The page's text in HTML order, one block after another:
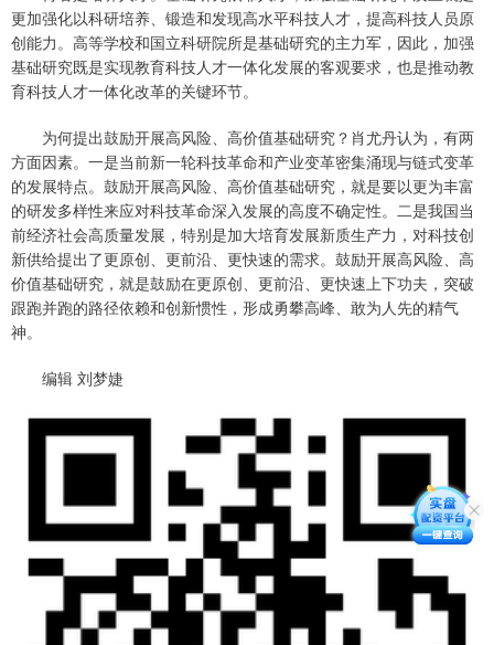
更加强化以科研培养、锻造和发现高水平科技人才，提高科技人员原
创能力。高等学校和国立科研院所是基础研究的主力军，因此，加强
基础研究既是实现教育科技人才一体化发展的客观要求，也是推动教
育科技人才一体化改革的关键环节。
为何提出鼓励开展高风险、高价值基础研究？肖尤丹认为，有两
方面因素。一是当前新一轮科技革命和产业变革密集涌现与链式变革
的发展特点。鼓励开展高风险、高价值基础研究，就是要以更为丰富
的研发多样性来应对科技革命深入发展的高度不确定性。二是我国当
前经济社会高质量发展，特别是加大培育发展新质生产力，对科技创
新供给提出了更原创、更前沿、更快速的需求。鼓励开展高风险、高
价值基础研究，就是鼓励在更原创、更前沿、更快速上下功夫，突破
跟跑并跑的路径依赖和创新惯性，形成勇攀高峰、敢为人先的精气
神。
编辑 刘梦婕